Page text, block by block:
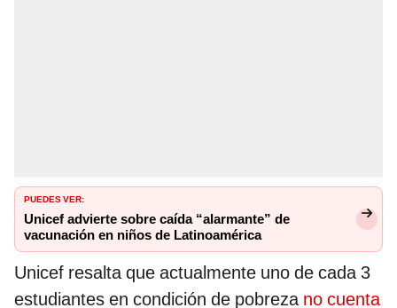
PUEDES VER:
Unicef advierte sobre caída “alarmante” de
vacunación en niños de Latinoamérica
Unicef resalta que actualmente uno de cada 3
estudiantes en condición de pobreza no cuenta